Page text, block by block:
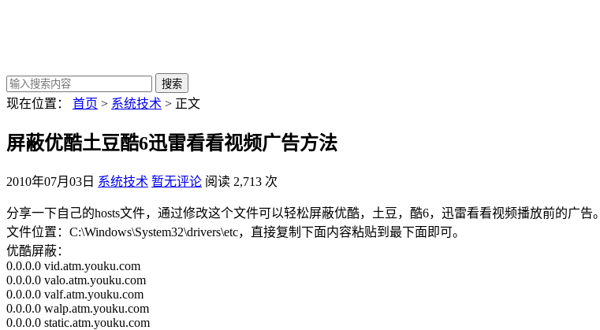
现在位置： 首页 > 系统技术 > 正文
屏蔽优酷土豆酷6迅雷看看视频广告方法
2010年07月03日 系统技术 暂无评论 阅读 2,713 次
分享一下自己的hosts文件，通过修改这个文件可以轻松屏蔽优酷，土豆，酷6，迅雷看看视频播放前的广告。
文件位置：C:\Windows\System32\drivers\etc，直接复制下面内容粘贴到最下面即可。
优酷屏蔽：
0.0.0.0 vid.atm.youku.com
0.0.0.0 valo.atm.youku.com
0.0.0.0 valf.atm.youku.com
0.0.0.0 walp.atm.youku.com
0.0.0.0 static.atm.youku.com